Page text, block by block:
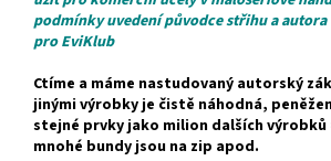
podmínky uvedení původce střihu a
pro EviKlub
Ctíme a máme nastudovaný autorský
jinými výrobky je čistě náhodná,
stejné prvky jako milion dalších výrobků
mnohé bundy jsou na zip apod.